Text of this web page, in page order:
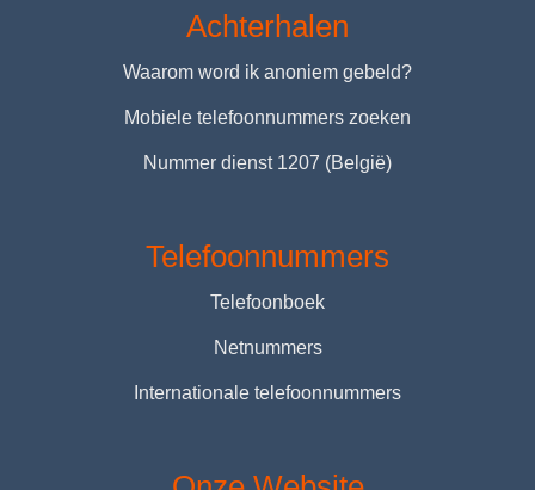
Achterhalen
Waarom word ik anoniem gebeld?
Mobiele telefoonnummers zoeken
Nummer dienst 1207 (België)
Telefoonnummers
Telefoonboek
Netnummers
Internationale telefoonnummers